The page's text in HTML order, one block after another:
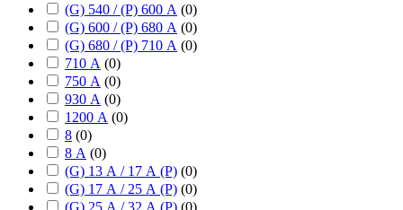
(G) 540 / (P) 600 А (0)
(G) 600 / (P) 680 А (0)
(G) 680 / (P) 710 А (0)
710 А (0)
750 А (0)
930 А (0)
1200 А (0)
8 (0)
8 А (0)
(G) 13 А / 17 А (P) (0)
(G) 17 А / 25 А (P) (0)
(G) 25 А / 32 А (P) (0)